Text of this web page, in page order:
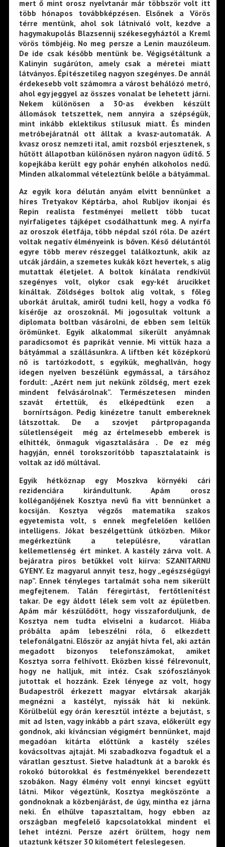
mert ő mint orosz nyelvtanár már többször volt itt
több hónapos továbbképzésen. Elsőnek a Vörös
térre mentünk, ahol sok látnivaló volt, kezdve a
hagymakupolás Blazsennij székesegyháztól a Kreml
vörös tömbjéig. No meg persze a Lenin mauzóleum.
De ide csak később mentünk be. Végigsétáltunk a
Kalinyin sugárúton, amely csak a méretei miatt
látványos. Építészetileg nagyon szegényes. De annál
érdekesebb volt számomra a várost behálózó metró,
ahol egy jeggyel az összes vonalat be lehetett járni.
Nekem különösen a 30-as években készült
állomások tetszettek, nem annyira a szépségük,
mint inkább eklektikus stílusuk miatt. És minden
metróbejáratnál ott álltak a kvasz-automaták. A
kvasz orosz nemzeti ital, amit rozsból erjesztenek, s
hűtött állapotban különösen nyáron nagyon üdítő. 5
kopejkába került egy pohár enyhén alkoholos nedű.
Minden alkalommal vételeztünk belőle a bátyámmal.
Az egyik kora délután anyám elvitt bennünket a
híres Tretyakov Képtárba, ahol Rubljov ikonjai és
Repin realista festményei mellett több tucat
nyírfaligetes tájképet csodálhattunk meg. A nyírfa
az oroszok életfája, több népdal szól róla. De azért
voltak negatív élményeink is bőven. Késő délutántól
egyre több merev részeggel találkoztunk, akik az
utcák járdáin, a szemetes kukák közt hevertek, s alig
mutattak életjelet. A boltok kínálata rendkívül
szegényes volt, olykor csak egy-két árucikket
kínáltak. Zöldséges boltok alig voltak, s főleg
uborkát árultak, amiről tudni kell, hogy a vodka fő
kísérője az oroszoknál. Mi jogosultak voltunk a
diplomata boltban vásárolni, de ebben sem leltük
örömünket. Egyik alkalommal sikerült anyámnak
paradicsomot és paprikát vennie. Mi vittük haza a
bátyámmal a szállásunkra. A liftben két középkorú
nő is tartózkodott, s egyikük, meghallván, hogy
idegen nyelven beszélünk egymással, a társához
fordult: „Azért nem jut nekünk zöldség, mert ezek
mindent felvásárolnak”. Természetesen minden
szavát értettük, és elképedtünk ezen a
bornírtságon. Pedig kinézetre tanult embereknek
látszottak. De a szovjet pártpropaganda
sületlenségeit még az értelmesebb emberek is
elhitték, önmaguk vigasztalására . De ez még
hagyján, ennél torokszorítóbb tapasztalataink is
voltak az idő múltával.
Egyik hétköznap egy Moszkva környéki cári
rezidenciára kirándultunk. Apám orosz
kolléganőjének Kosztya nevű fia vitt bennünket a
kocsiján. Kosztya végzős matematika szakos
egyetemista volt, s ennek megfelelően kellően
intelligens. Jókat beszélgettünk útközben. Mikor
megérkeztünk a településre, váratlan
kellemetlenség ért minket. A kastély zárva volt. A
bejáratra piros betűkkel volt kiírva: SZANITARNIJ
GYENY. Ez magyarul annyit tesz, hogy „egészségügyi
nap”. Ennek tényleges tartalmát soha nem sikerült
megfejtenem. Talán féregirtást, fertőtlenítést
takar. De egy áldott lélek sem volt az épületben.
Apám már készülődött, hogy visszaforduljunk, de
Kosztya nem tudta elviselni a kudarcot. Hiába
próbálta apám lebeszélni róla, ő elkezdett
telefonálgatni. Először az anyját hívta fel, aki aztán
megadott bizonyos telefonszámokat, amiket
Kosztya sorra felhívott. Eközben kissé félrevonult,
hogy ne halljuk, mit intéz. Csak szófoszlányok
jutottak el hozzánk. Ezek lényege az volt, hogy
Budapestről érkezett magyar elvtársak akarják
megnézni a kastélyt, nyissák hát ki nekünk.
Körülbelül egy órán keresztül intézte a bejutást, s
mit ad Isten, vagy inkább a párt szava, előkerült egy
gondnok, aki kíváncsian végigmért bennünket, majd
megadóan kitárta előttünk a kastély széles
kovácsoltvas ajtaját. Mi szabadkozva fogadtuk el a
váratlan gesztust. Sietve haladtunk át a barokk és
rokokó bútorokkal és festményekkel berendezett
szobákon. Nagy élmény volt ennyi kincset együtt
látni. Mikor végeztünk, Kosztya megköszönte a
gondnoknak a közbenjárást, de úgy, mintha ez járna
neki. Én elhűlve tapasztaltam, hogy ebben az
országban megfelelő kapcsolatokkal mindent el
lehet intézni. Persze azért örültem, hogy nem
utaztunk kétszer 30 kilométert feleslegesen.